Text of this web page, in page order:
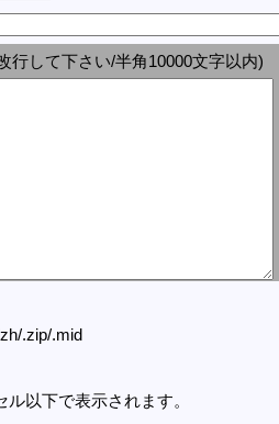
行して下さい/半角10000文字以内)
.zip/.mid
以下で表示されます。